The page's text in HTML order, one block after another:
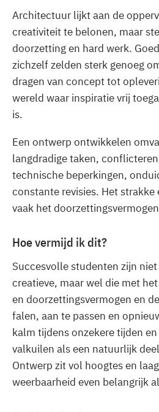
Architectuur lijkt aan de
creativiteit te belonen, maar
doorzetting en hard werk.
zichzelf zelden sterk genoeg
dragen van concept tot
wereld waar inspiratie vrij
is.
Een ontwerp ontwikkelen
langdradige taken,
technische beperkingen,
constante revisies. Het
vaak het
Hoe vermijd ik dit?
Succesvolle studenten zijn
creatieve, maar wel die met
en doorzettingsvermogen en
falen, aan te passen en
kalm tijdens onzekere tijden
valkuilen als een natuurlijk
Ontwerp zit vol hoogtes en
weerbaarheid even belangrijk